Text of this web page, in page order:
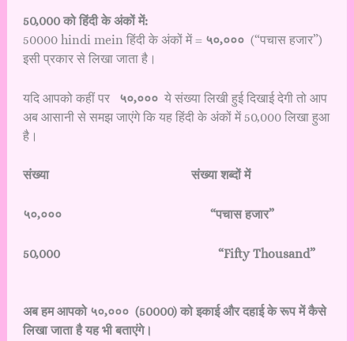
50,000 को हिंदी के अंकों में:
50000 hindi mein हिंदी के अंकों में =५०,००० (“पचास हजार”)
इसी प्रकार से लिखा जाता है।
यदि आपको कहीं पर ५०,००० ये संख्या लिखी हुई दिखाई देगी तो आप
अब आसानी से समझ जाएंगे कि यह हिंदी के अंकों में 50,000 लिखा हुआ
है।
संख्या संख्या शब्दों में
५०,००० “पचास हजार”
50,000 “Fifty Thousand”
अब हम आपको ५०,००० (50000) को इकाई और दहाई के रूप में कैसे
लिखा जाता है यह भी बताएंगे।